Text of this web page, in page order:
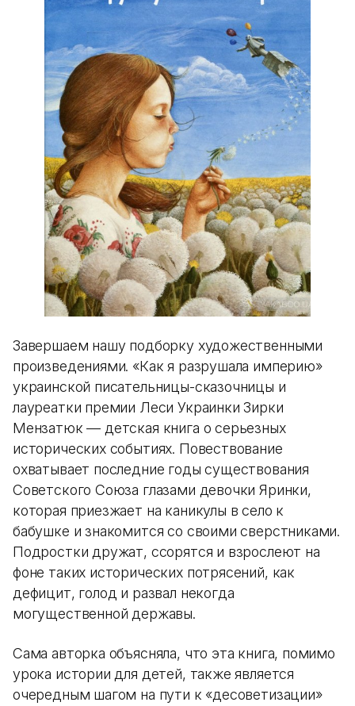
Завершаем нашу подборку художественными
произведениями. «Как я разрушала империю»
украинской писательницы-сказочницы и
лауреатки премии Леси Украинки Зирки
Мензатюк — детская книга о серьезных
исторических событиях. Повествование
охватывает последние годы существования
Советского Союза глазами девочки Яринки,
которая приезжает на каникулы в село к
бабушке и знакомится со своими сверстниками.
Подростки дружат, ссорятся и взрослеют на
фоне таких исторических потрясений, как
дефицит, голод и развал некогда
могущественной державы.
Сама авторка объясняла, что эта книга, помимо
урока истории для детей, также является
очередным шагом на пути к «десоветизации»